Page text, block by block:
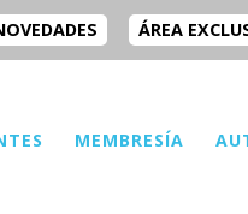
ÁREA
MEMBRESÍA